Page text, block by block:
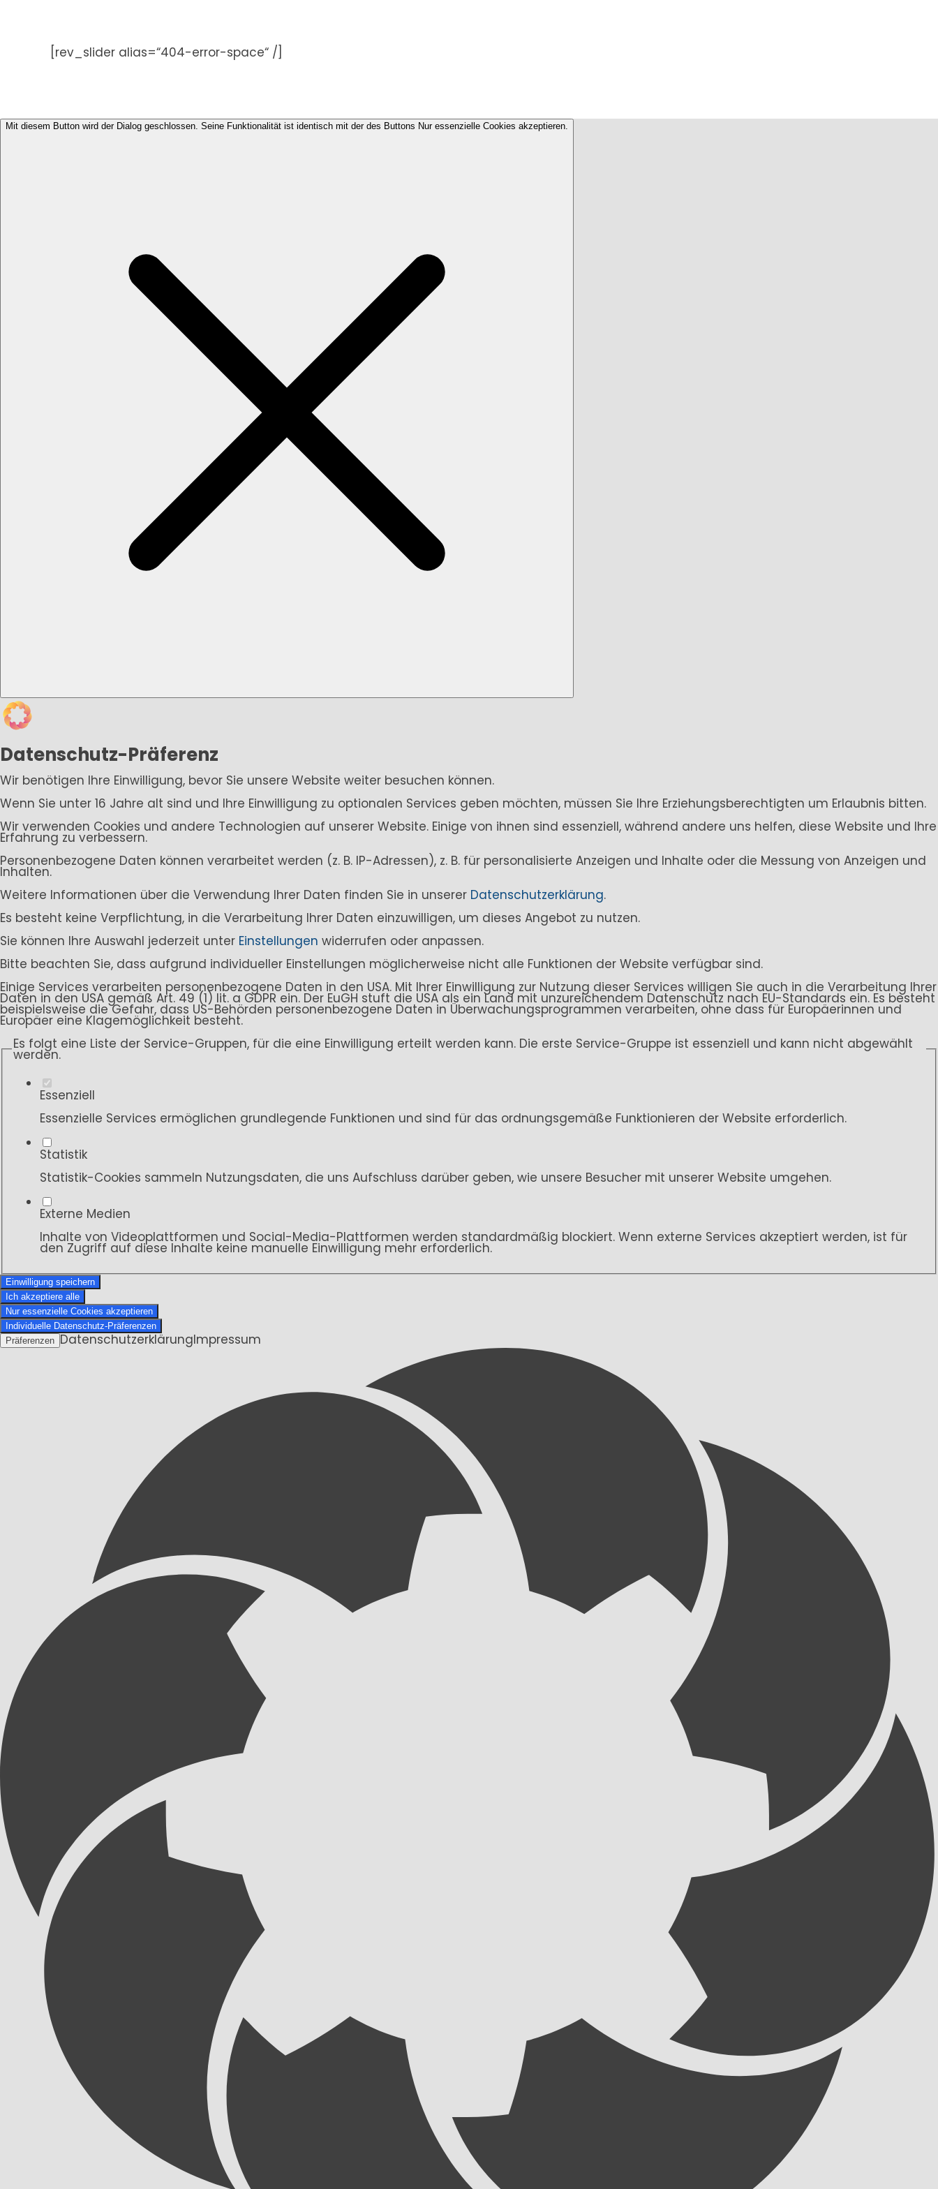
[rev_slider alias=“404-error-space“ /]
Mit diesem Button wird der Dialog geschlossen. Seine Funktionalität ist identisch mit der des Buttons Nur essenzielle Cookies akzeptieren.
Datenschutz-Präferenz
Wir benötigen Ihre Einwilligung, bevor Sie unsere Website weiter besuchen können.
Wenn Sie unter 16 Jahre alt sind und Ihre Einwilligung zu optionalen Services geben möchten, müssen Sie Ihre Erziehungsberechtigten um Erlaubnis bitten.
Wir verwenden Cookies und andere Technologien auf unserer Website. Einige von ihnen sind essenziell, während andere uns helfen, diese Website und Ihre
Erfahrung zu verbessern.
Personenbezogene Daten können verarbeitet werden (z. B. IP-Adressen), z. B. für personalisierte Anzeigen und Inhalte oder die Messung von Anzeigen und
Inhalten.
Weitere Informationen über die Verwendung Ihrer Daten finden Sie in unserer Datenschutzerklärung.
Es besteht keine Verpflichtung, in die Verarbeitung Ihrer Daten einzuwilligen, um dieses Angebot zu nutzen.
Sie können Ihre Auswahl jederzeit unter Einstellungen widerrufen oder anpassen.
Bitte beachten Sie, dass aufgrund individueller Einstellungen möglicherweise nicht alle Funktionen der Website verfügbar sind.
Einige Services verarbeiten personenbezogene Daten in den USA. Mit Ihrer Einwilligung zur Nutzung dieser Services willigen Sie auch in die Verarbeitung Ihrer
Daten in den USA gemäß Art. 49 (1) lit. a GDPR ein. Der EuGH stuft die USA als ein Land mit unzureichendem Datenschutz nach EU-Standards ein. Es besteht
beispielsweise die Gefahr, dass US-Behörden personenbezogene Daten in Überwachungsprogrammen verarbeiten, ohne dass für Europäerinnen und
Europäer eine Klagemöglichkeit besteht.
Es folgt eine Liste der Service-Gruppen, für die eine Einwilligung erteilt werden kann. Die erste Service-Gruppe ist essenziell und kann nicht abgewählt
werden.
Essenziell
Essenzielle Services ermöglichen grundlegende Funktionen und sind für das ordnungsgemäße Funktionieren der Website erforderlich.
Statistik
Statistik-Cookies sammeln Nutzungsdaten, die uns Aufschluss darüber geben, wie unsere Besucher mit unserer Website umgehen.
Externe Medien
Inhalte von Videoplattformen und Social-Media-Plattformen werden standardmäßig blockiert. Wenn externe Services akzeptiert werden, ist für
den Zugriff auf diese Inhalte keine manuelle Einwilligung mehr erforderlich.
Einwilligung speichern
Ich akzeptiere alle
Nur essenzielle Cookies akzeptieren
Individuelle Datenschutz-Präferenzen
Präferenzen DatenschutzerklärungImpressum